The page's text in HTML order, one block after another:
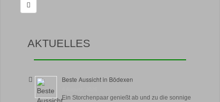
AKTUELLES
Beste Aussicht in Bödexen
Ein Storchenpaar genießt ab und zu die sonnige